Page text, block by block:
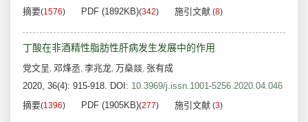
摘要(1576) PDF (1892KB)(342) 施引文献 (8)
丁酸在非酒精性脂肪性肝病发生发展中的作用
党文呈, 邓烽丞, 李兆龙, 万燊燚, 张有成
2020, 36(4): 915-918. DOI: 10.3969/j.issn.1001-5256.2020.04.046
摘要(1396) PDF (1905KB)(277) 施引文献 (3)